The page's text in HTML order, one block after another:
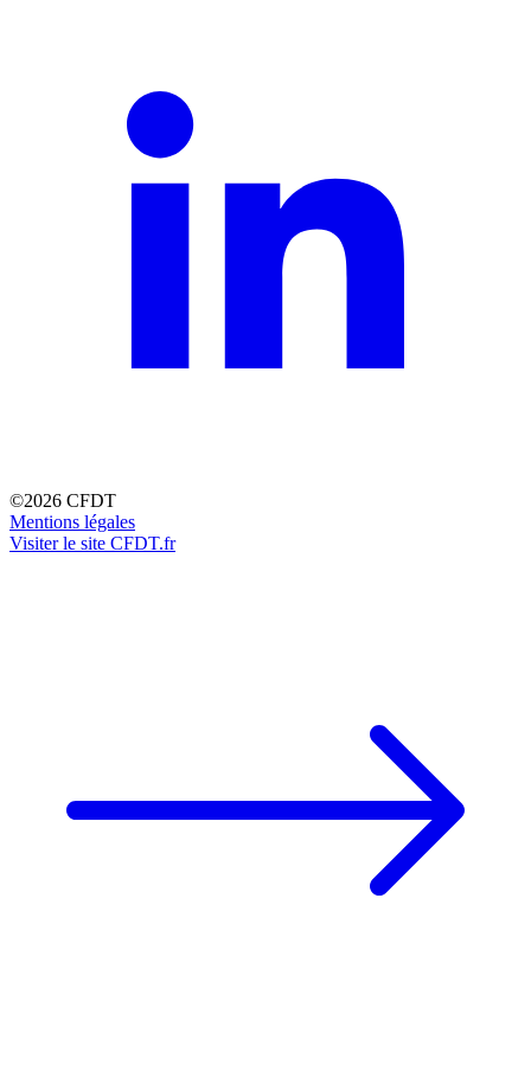
©2026 CFDT
Mentions légales
Visiter le site CFDT.fr